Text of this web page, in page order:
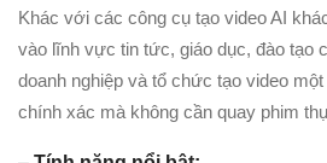
Khác với các công cụ tạo video AI
vào lĩnh vực tin tức, giáo dục, đào tạo
doanh nghiệp và tổ chức tạo video
chính xác mà không cần quay phim